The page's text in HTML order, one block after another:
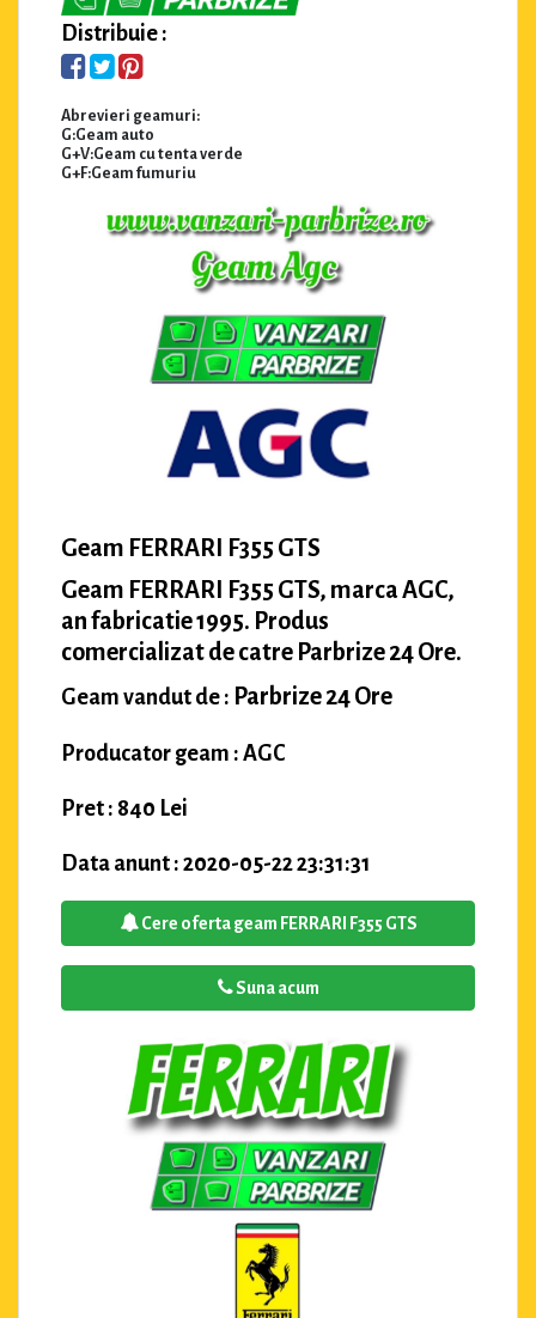
Distribuie :
Abrevieri geamuri:
G:Geam auto
G+V:Geam cu tenta verde
G+F:Geam fumuriu
Geam FERRARI F355 GTS
Geam FERRARI F355 GTS, marca AGC,
an fabricatie 1995. Produs
comercializat de catre Parbrize 24 Ore.
Geam vandut de : Parbrize 24 Ore
Producator geam : AGC
Pret : 840 Lei
Data anunt : 2020-05-22 23:31:31
Cere oferta geam FERRARI F355 GTS
Suna acum